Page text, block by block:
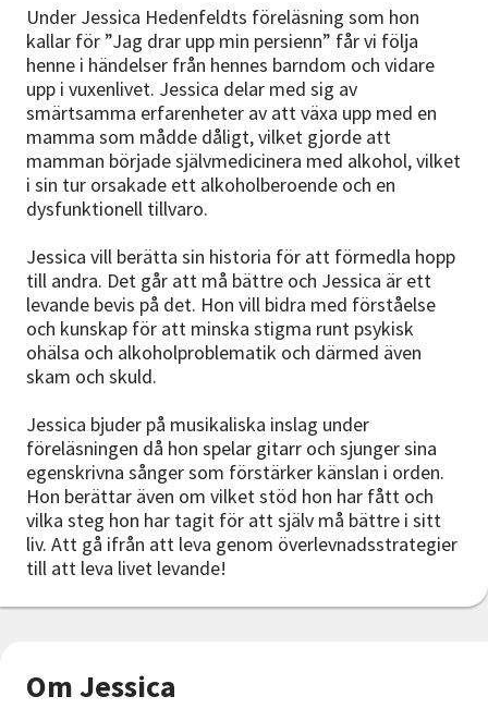
Cirkelledare
Nyheter
Avdelningar
Under Jessica Hedenfeldts föreläsning som hon
kallar för ”Jag drar upp min persienn” får vi följa
henne i händelser från hennes barndom och vidare
upp i vuxenlivet. Jessica delar med sig av
smärtsamma erfarenheter av att växa upp med en
mamma som mådde dåligt, vilket gjorde att
mamman började självmedicinera med alkohol, vilket
i sin tur orsakade ett alkoholberoende och en
dysfunktionell tillvaro.
Jessica vill berätta sin historia för att förmedla hopp
till andra. Det går att må bättre och Jessica är ett
levande bevis på det. Hon vill bidra med förståelse
och kunskap för att minska stigma runt psykisk
ohälsa och alkoholproblematik och därmed även
skam och skuld.
Jessica bjuder på musikaliska inslag under
föreläsningen då hon spelar gitarr och sjunger sina
egenskrivna sånger som förstärker känslan i orden.
Hon berättar även om vilket stöd hon har fått och
vilka steg hon har tagit för att själv må bättre i sitt
liv. Att gå ifrån att leva genom överlevnadsstrategier
till att leva livet levande!
Om Jessica